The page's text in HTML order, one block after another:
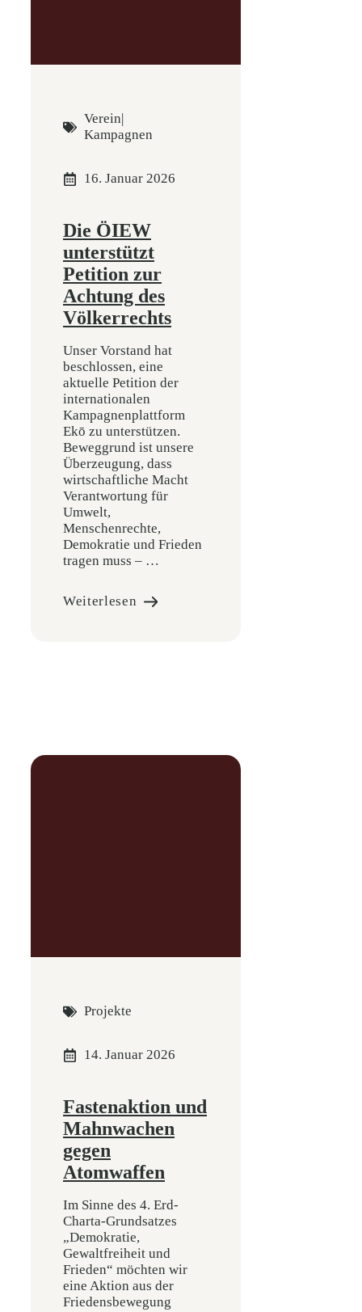
Verein|
Kampagnen
16. Januar 2026
Die ÖIEW
unterstützt
Petition zur
Achtung des
Völkerrechts
Unser Vorstand hat
beschlossen, eine
aktuelle Petition der
internationalen
Kampagnenplattform
Ekō zu unterstützen.
Beweggrund ist unsere
Überzeugung, dass
wirtschaftliche Macht
Verantwortung für
Umwelt,
Menschenrechte,
Demokratie und Frieden
tragen muss – …
Weiterlesen
Projekte
14. Januar 2026
Fastenaktion und
Mahnwachen
gegen
Atomwaffen
Im Sinne des 4. Erd-
Charta-Grundsatzes
„Demokratie,
Gewaltfreiheit und
Frieden“ möchten wir
eine Aktion aus der
Friedensbewegung